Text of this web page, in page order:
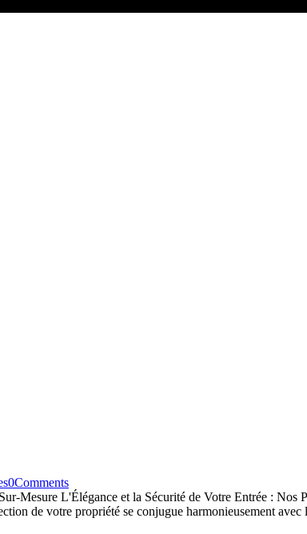
0Comments
Mesure L'Élégance et la Sécurité de Votre Entrée :
de votre propriété se conjugue harmonieusement